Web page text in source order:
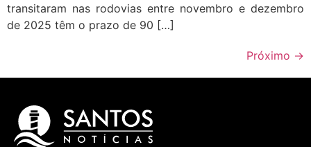
transitaram nas rodovias entre novembro e dezembro
de 2025 têm o prazo de 90 […]
Próximo →